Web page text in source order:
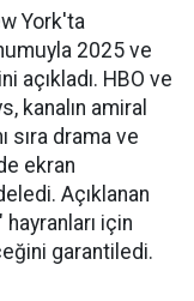
York'ta
2025 ve
açıkladı. HBO ve
kanalın amiral
sıra drama ve
ekran
Açıklanan
için
garantiledi.